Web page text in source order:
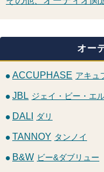
オー
ACCUPHASE アキュ
JBL ジェイ・ビー・エ
DALI ダリ
TANNOY タンノイ
B&W ビー&ダブリュー